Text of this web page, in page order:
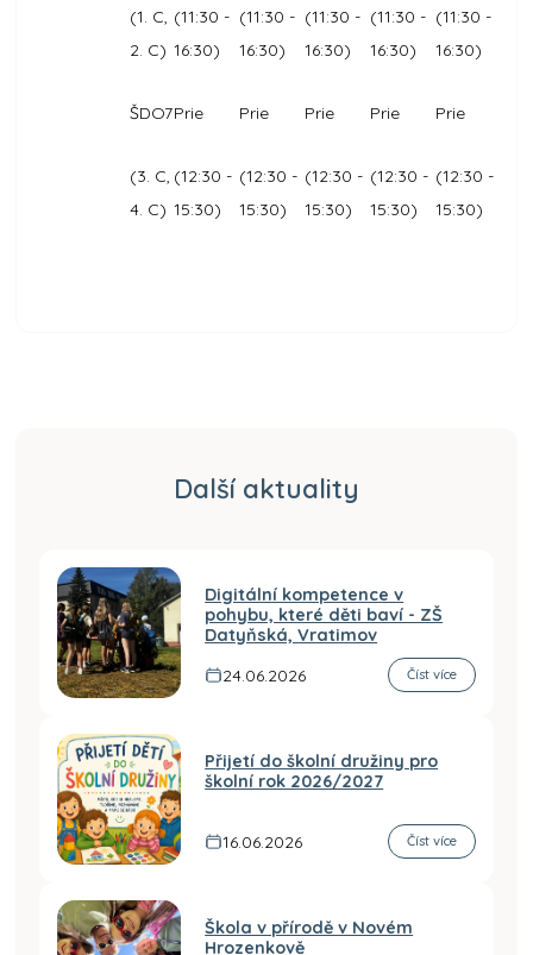
(1. C,
2. C)
(11:30 -
16:30)
(11:30 -
16:30)
(11:30 -
16:30)
(11:30 -
16:30)
(11:30 -
16:30)
ŠDO7
(3. C,
4. C)
Prie
(12:30 -
15:30)
Prie
(12:30 -
15:30)
Prie
(12:30 -
15:30)
Prie
(12:30 -
15:30)
Prie
(12:30 -
15:30)
Další aktuality
Digitální kompetence v
pohybu, které děti baví - ZŠ
Datyňská, Vratimov
24.06.2026
Číst více
Přijetí do školní družiny pro
školní rok 2026/2027
16.06.2026 Číst více
Škola v přírodě v Novém
Hrozenkově